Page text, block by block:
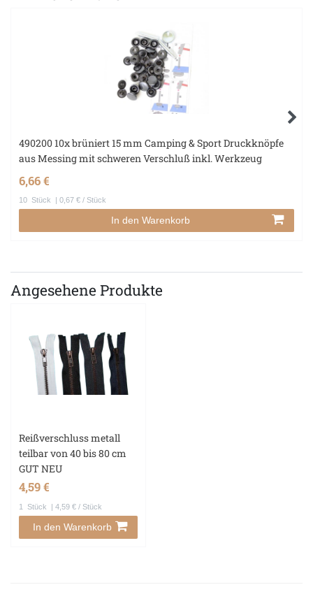
490200 10x brüniert 15 mm Camping & Sport Druckknöpfe
aus Messing mit schweren Verschluß inkl. Werkzeug
6,66 €
10 Stück | 0,67 € / Stück
In den Warenkorb
Angesehene Produkte
Reißverschluss metall
teilbar von 40 bis 80 cm
GUT NEU
4,59 €
1 Stück | 4,59 € / Stück
In den Warenkorb